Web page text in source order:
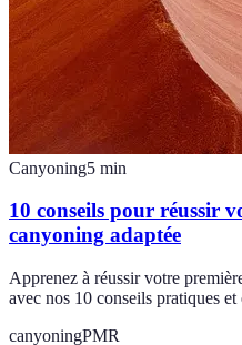
Canyoning5 min
10 conseils pour réussir
canyoning adaptée
Apprenez à réussir votre
avec nos 10 conseils pratiques
canyoningPMR